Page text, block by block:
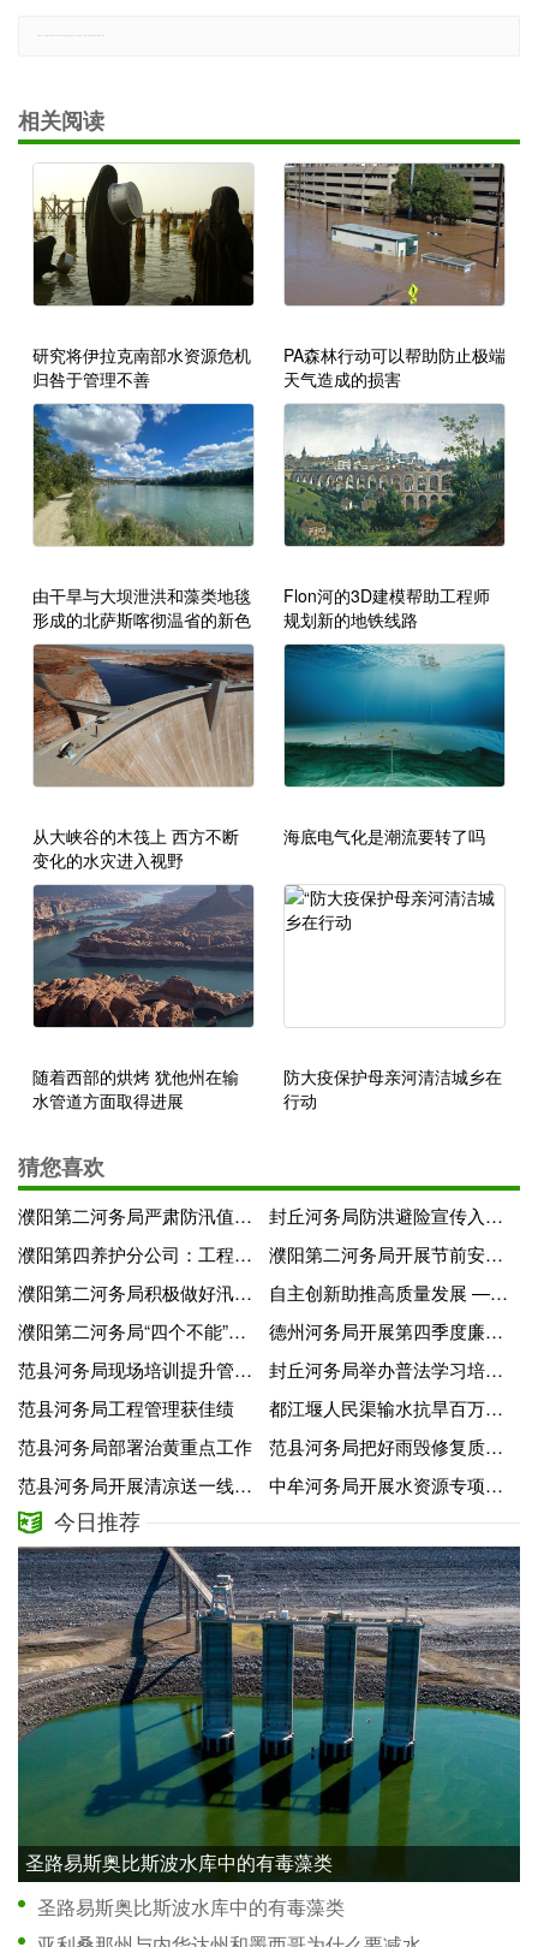
相关阅读
研究将伊拉克南部水资源危机
归咎于管理不善
PA森林行动可以帮助防止极端
天气造成的损害
由干旱与大坝泄洪和藻类地毯
形成的北萨斯喀彻温省的新色
调
Flon河的3D建模帮助工程师
规划新的地铁线路
从大峡谷的木筏上 西方不断
变化的水灾进入视野
海底电气化是潮流要转了吗
随着西部的烘烤 犹他州在输
水管道方面取得进展
防大疫保护母亲河清洁城乡在
行动
猜您喜欢
濮阳第二河务局严肃防汛值班纪律
封丘河务局防洪避险宣传入人心
濮阳第四养护分公司：工程检查结束 养护不止
濮阳第二河务局开展节前安全生产大检查
濮阳第二河务局积极做好汛前清仓查库工作
自主创新助推高质量发展 ——奥通环卫设备有限公司转型记
濮阳第二河务局“四个不能”做好年初安全生产工作
德州河务局开展第四季度廉政警示教育活动
范县河务局现场培训提升管护水平
封丘河务局举办普法学习培训班
范县河务局工程管理获佳绩
都江堰人民渠输水抗旱百万三台人送锦旗
范县河务局部署治黄重点工作
范县河务局把好雨毁修复质量关
范县河务局开展清凉送一线活动
中牟河务局开展水资源专项检查
今日推荐
圣路易斯奥比斯波水库中的有毒藻类
圣路易斯奥比斯波水库中的有毒藻类